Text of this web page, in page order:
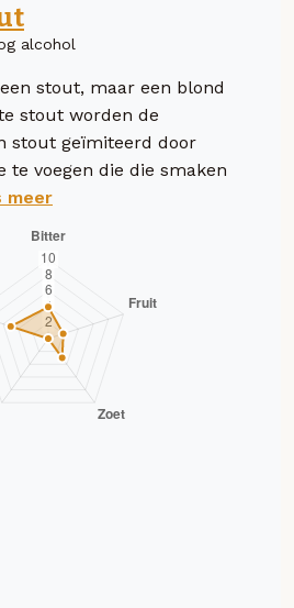
alcohol
stout, maar een blond
stout worden de
stout geïmiteerd door
te voegen die die smaken
meer